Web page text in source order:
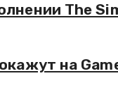
The
на